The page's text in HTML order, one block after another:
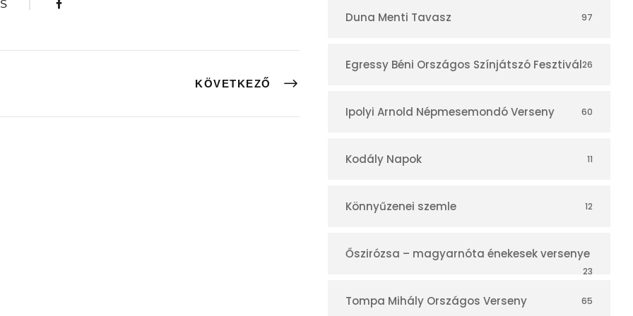
KÖVETKEZŐ
r
Duna Menti Tavasz 97
Egressy Béni Országos Színjátszó Fesztivál26
Ipolyi Arnold Népmesemondó Verseny 60
Kodály Napok 11
Könnyűzenei szemle 12
Őszirózsa – magyarnóta énekesek versenye
23
Tompa Mihály Országos Verseny 65